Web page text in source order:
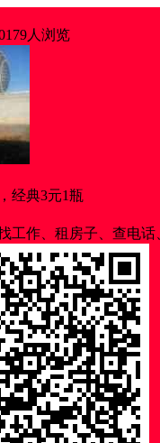
人浏览
经典3元1瓶
工作、租房子、查电话